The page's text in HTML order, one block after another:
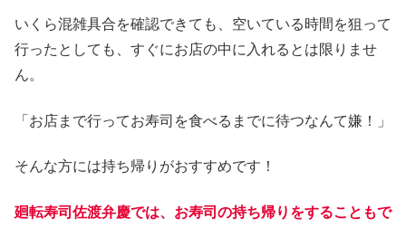
いくら混雑具合を確認できても、空いている時間を狙って
行ったとしても、すぐにお店の中に入れるとは限りませ
ん。
「お店まで行ってお寿司を食べるまでに待つなんて嫌！」
そんな方には持ち帰りがおすすめです！
廻転寿司佐渡弁慶では、お寿司の持ち帰りをすることもで